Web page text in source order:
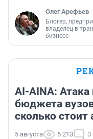
Олег Арефьев
Блогер,
владелец в
бизнесе
AI-AINA: Атака
бюджета
сколько стоит
5 августа 5 213 3